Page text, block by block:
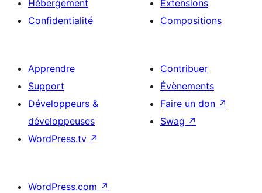
Hébergement
Confidentialité
Extensions
Compositions
Apprendre
Support
Développeurs &
développeuses
WordPress.tv ↗
Contribuer
Évènements
Faire un don ↗
Swag ↗
WordPress.com ↗